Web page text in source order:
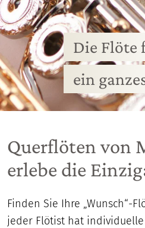
Die Flöte
ein
Querflöten von
erlebe die
Finden Sie Ihre „Wunsch“-
jeder Flötist hat